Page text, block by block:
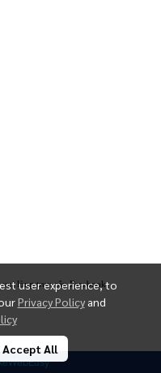
user experience, to
Privacy Policy and
Accept All
lòng truy cập Facebook